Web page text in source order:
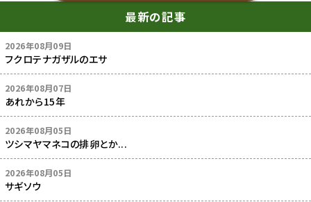
最新の記事
2026年08月09日
フクロテナガザルのエサ
2026年08月07日
あれから15年
2026年08月05日
ツシマヤマネコの排卵とか...
2026年08月05日
サギソウ